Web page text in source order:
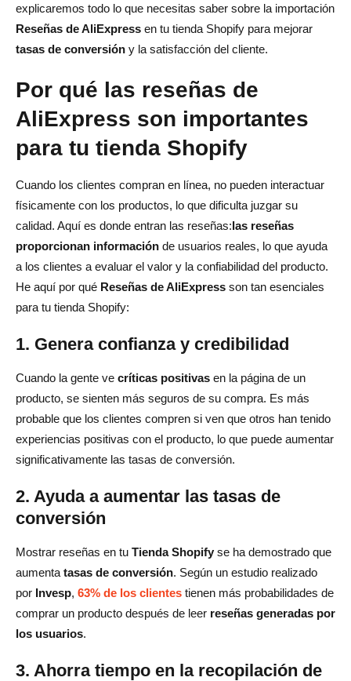
El poder de las reseñas en el comercio electrónico
1. Prueba social: generar confianza en los clientes
2. Influencia en las decisiones de compra
3. Beneficios de SEO: mejora de la visibilidad
5. Mayores tasas de conversión
Conclusión: impulsa tu tienda de Shopify con reseñas de
AliExpress
Preguntas frecuentes sobre la importación de reseñas de
AliExpress a Shopify
¿Cómo importo las reseñas de AliExpress a Shopify?
¿Por qué son importantes las reseñas para mi tienda
Shopify?
AliExpress?
¿Las reseñas afectan las clasificaciones de SEO?
explicaremos todo lo que necesitas saber sobre la importación
Reseñas de AliExpress en tu tienda Shopify para mejorar
tasas de conversión y la satisfacción del cliente.
Por qué las reseñas de
AliExpress son importantes
para tu tienda Shopify
Cuando los clientes compran en línea, no pueden interactuar
físicamente con los productos, lo que dificulta juzgar su
calidad. Aquí es donde entran las reseñas:las reseñas
proporcionan información de usuarios reales, lo que ayuda
a los clientes a evaluar el valor y la confiabilidad del producto.
He aquí por qué Reseñas de AliExpress son tan esenciales
para tu tienda Shopify:
1. Genera confianza y credibilidad
Cuando la gente ve críticas positivas en la página de un
producto, se sienten más seguros de su compra. Es más
probable que los clientes compren si ven que otros han tenido
experiencias positivas con el producto, lo que puede aumentar
significativamente las tasas de conversión.
2. Ayuda a aumentar las tasas de
conversión
Mostrar reseñas en tu Tienda Shopify se ha demostrado que
aumenta tasas de conversión. Según un estudio realizado
por Invesp, 63% de los clientes tienen más probabilidades de
comprar un producto después de leer reseñas generadas por
los usuarios.
3. Ahorra tiempo en la recopilación de